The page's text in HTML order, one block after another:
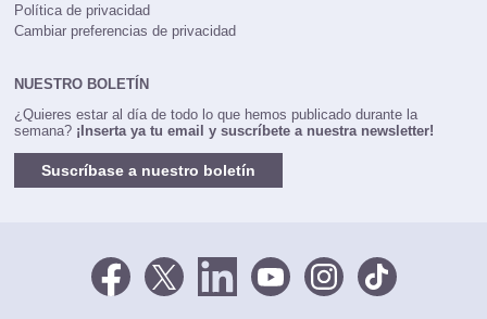
Política de privacidad
Cambiar preferencias de privacidad
NUESTRO BOLETÍN
¿Quieres estar al día de todo lo que hemos publicado durante la
semana? ¡Inserta ya tu email y suscríbete a nuestra newsletter!
Suscríbase a nuestro boletín